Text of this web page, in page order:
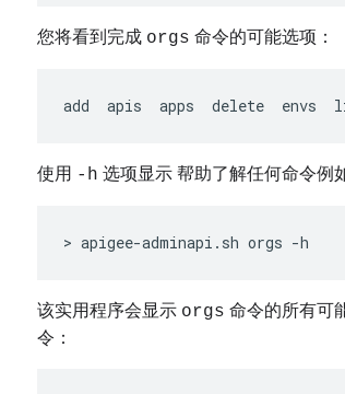
您将看到完成 orgs 命令的可能选项：
add  apis  apps  delete  envs
使用 -h 选项显示 帮助了解任何命令例
> apigee-adminapi.sh orgs -h
该实用程序会显示 orgs 命令的所有可
令：